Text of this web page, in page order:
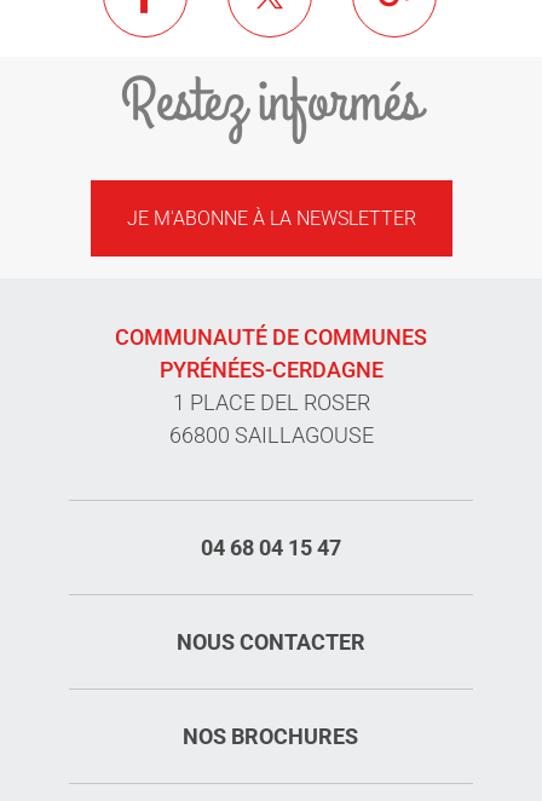
Restez informés
JE M'ABONNE À LA NEWSLETTER
COMMUNAUTÉ DE COMMUNES
PYRÉNÉES-CERDAGNE
1 PLACE DEL ROSER
66800 SAILLAGOUSE
04 68 04 15 47
NOUS CONTACTER
NOS BROCHURES